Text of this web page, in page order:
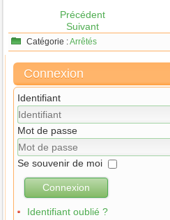
Précédent
Suivant
Catégorie :Arrêtés
Connexion
Identifiant
Mot de passe
Se souvenir de moi
Connexion
Identifiant oublié ?